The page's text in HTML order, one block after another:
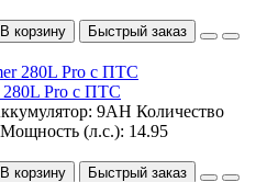
В корзину Быстрый заказ
280L Pro с ПТС
9AH Количество
Мощность (л.с.): 14.95
В корзину Быстрый заказ